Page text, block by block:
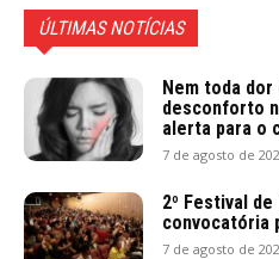
ÚLTIMAS NOTÍCIAS
Nem toda
desconforto
alerta para o
7 de agosto de
2º Festival
convocatória
7 de agosto de